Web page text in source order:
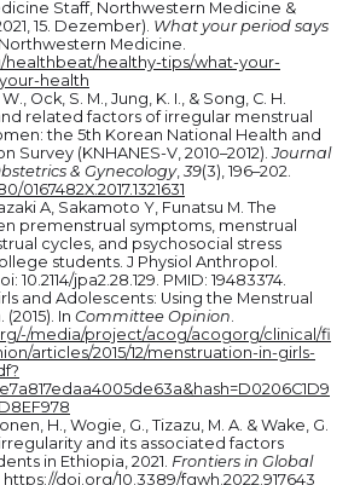
Staff, Northwestern Medicine &
15. Dezember). What your period says
Medicine.
healthbeat/healthy-tips/what-your-
health
Ock, S. M., Jung, K. I., & Song, C. H.
related factors of irregular menstrual
the 5th Korean National Health and
Survey (KNHANES-V, 2010–2012).Journal
& Gynecology, 39(3), 196–202.
0167482X.2017.1321631
A, Sakamoto Y, Funatsu M. The
premenstrual symptoms, menstrual
cycles, and psychosocial stress
students. J Physiol Anthropol.
10.2114/jpa2.28.129. PMID: 19483374.
and Adolescents: Using the Menstrual
In Committee Opinion.
media/project/acog/acogorg/clinical/fi
articles/2015/12/menstruation-in-girls-
H., Wogie, G., Tizazu, M. A. & Wake, G.
irregularity and its associated factors
in Ethiopia, 2021. Frontiers in Global
https://doi.org/10.3389/fgwh.2022.917643